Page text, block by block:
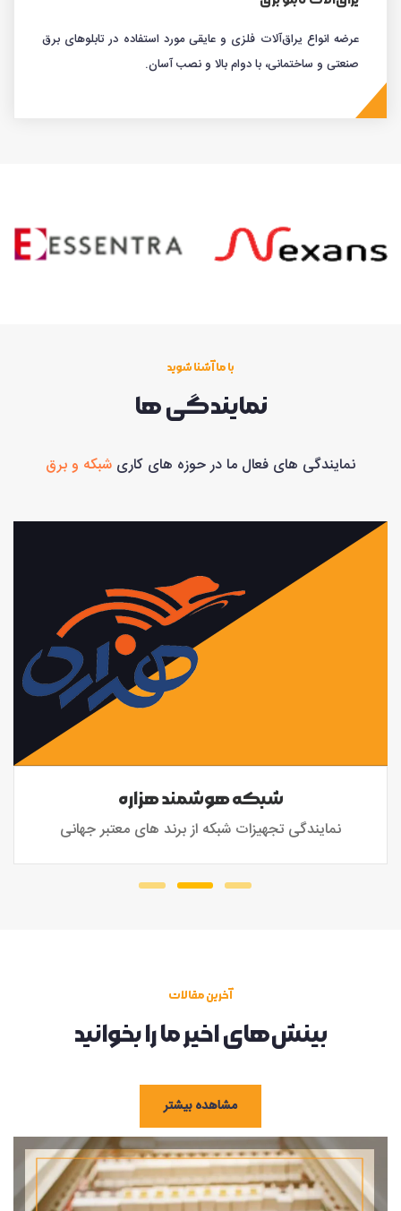
عرضه انواع یراق‌آلات فلزی و عایقی مورد استفاده در تابلوهای برق
صنعتی و ساختمانی، با دوام بالا و نصب آسان.
با ما آشنا شوید
نمایندگی ها
نمایندگی های فعال ما در حوزه های کاری شبکه و برق
شبکه هوشمند هزاره
نمایندگی تجهیزات شبکه از برند های معتبر جهانی
آخرین مقالات
بینش‌های اخیر ما را بخوانید
مشاهده بیشتر